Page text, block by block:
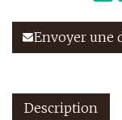
Envoyer une
Description